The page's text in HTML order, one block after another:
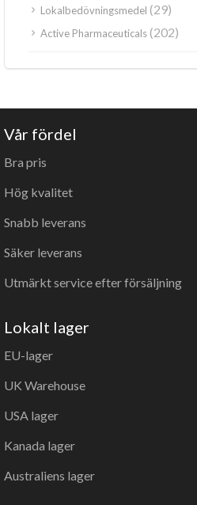
Lokalbedövningsmedel (29)
Active Pharmaceuticals(202)
Vår fördel
Bra pris
Hög kvalitet
Snabb leverans
Säker leverans
Utmärkt service efter försäljning
Lokalt lager
EU-lager
UK Warehouse
USA lager
Kanada lager
Australiens lager